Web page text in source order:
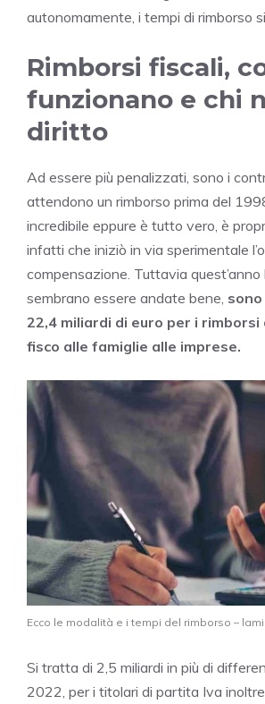
autonomamente, i tempi di rimborso
Rimborsi fiscali,
funzionano e chi
diritto
Ad essere più penalizzati, sono i
attendono un rimborso prima del
incredibile eppure è tutto vero, è
infatti che iniziò in via sperimentale
compensazione. Tuttavia quest’anno
sembrano essere andate bene,
22,4 miliardi di euro per i
fisco alle famiglie alle imprese.
Ecco le modalità e i tempi del rimborso –
Si tratta di 2,5 miliardi in più di
2022, per i titolari di partita Iva